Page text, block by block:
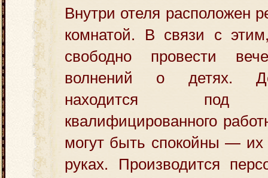
Внутри отеля расположен
комнатой. В связи с
свободно провести
волнений о детях.
находится под
квалифицированного
могут быть спокойны —
руках. Производится